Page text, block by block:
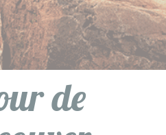
de